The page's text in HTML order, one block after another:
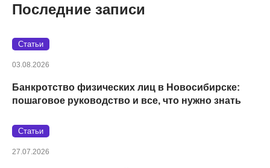
Последние записи
Статьи
03.08.2026
Банкротство физических лиц в Новосибирске:
пошаговое руководство и все, что нужно знать
Статьи
27.07.2026